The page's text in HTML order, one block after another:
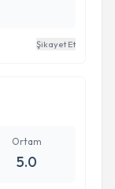
Şikayet Et
Ortam
5.0